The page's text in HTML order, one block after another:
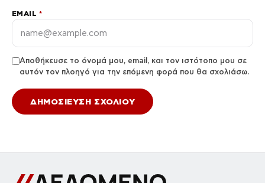
EMAIL *
Αποθήκευσε το όνομά μου, email, και τον ιστότοπο μου σε
αυτόν τον πλοηγό για την επόμενη φορά που θα σχολιάσω.